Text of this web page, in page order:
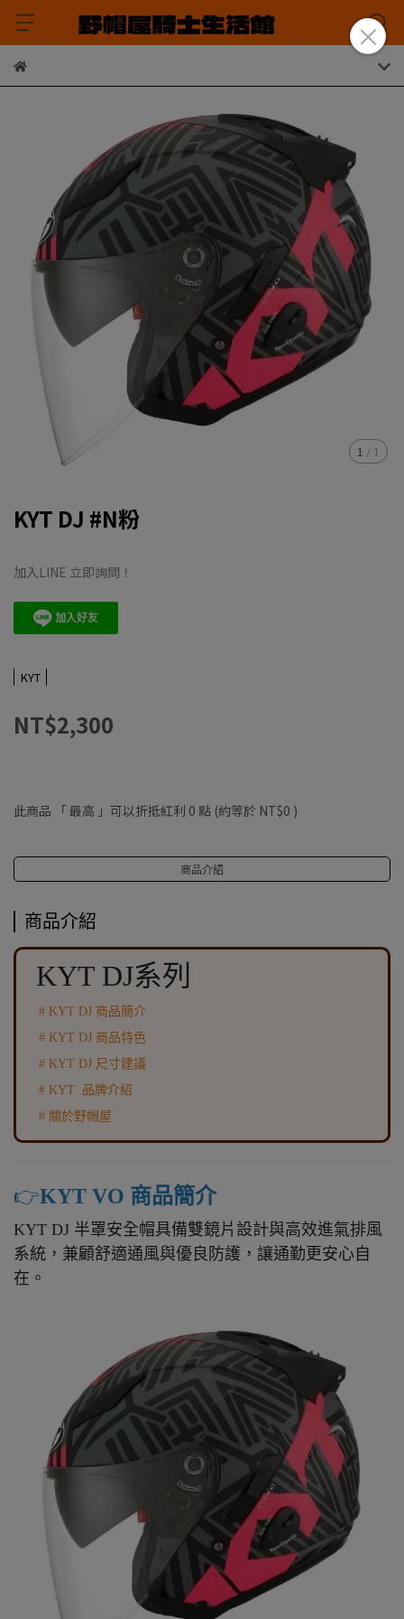
1 / 1
KYT DJ #N粉
加入LINE 立即詢問！
KYT
NT$2,300
此商品 「 最高 」可以折抵紅利 0 點 (約等於 NT$0 )
商品介紹
商品介紹
KYT DJ系列
# KYT DJ 商品簡介
# KYT DJ 商品特色
# KYT DJ 尺寸建議
# KYT 品牌介紹
# 關於野帽屋
👉️KYT VO 商品簡介
KYT DJ 半罩安全帽具備雙鏡片設計與高效進氣排風
系統，兼顧舒適通風與優良防護，讓通勤更安心自
在。